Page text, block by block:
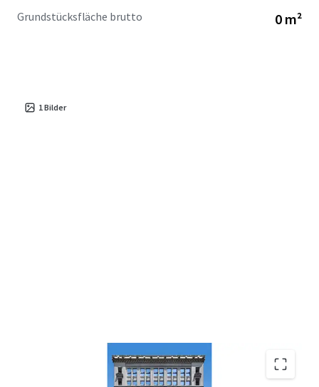
Grundstücksfläche brutto 0 m²
1Bilder